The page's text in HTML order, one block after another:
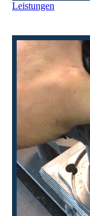
Leistungen